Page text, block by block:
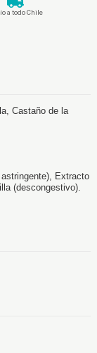
a todo Chile
Castaño de la
Extracto
(descongestivo).